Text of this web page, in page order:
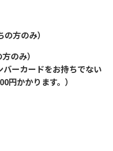
方のみ）
のみ）
ーカードをお持ちでない
円かかります。）